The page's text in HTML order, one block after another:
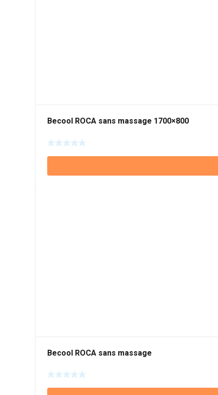
Becool ROCA sans massage 1700×800
Becool ROCA sans massage